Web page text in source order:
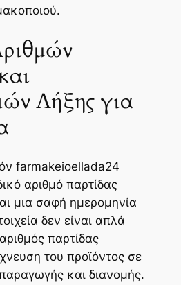
Λήξης για
farmakeioellada24
αριθμό παρτίδας
μια σαφή ημερομηνία
δεν είναι απλά
παρτίδας
του προϊόντος σε
και διανομής.